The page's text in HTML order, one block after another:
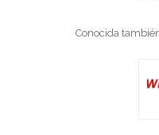
Conocida